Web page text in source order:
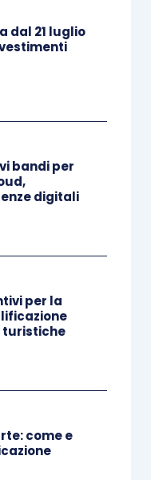
riservata del sito
entrate;
dell’istanza
5 giorni, una
la presa in carico,
indicano
agevolabile
2022 per fruire di
l’istanza, è
nuova, che
quella
(l’ultima istanza
sostituisce tutte
inviate);
motivo,
comunicato
dal 21 luglio
bandi per
digitali
per la
turistiche
come e